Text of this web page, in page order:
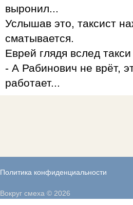
выронил...
Услышав это, таксист
сматывается.
Еврей глядя вслед
- А Рабинович не врёт,
работает...
Политика конфиденциальности
Вокруг смеха © 2026